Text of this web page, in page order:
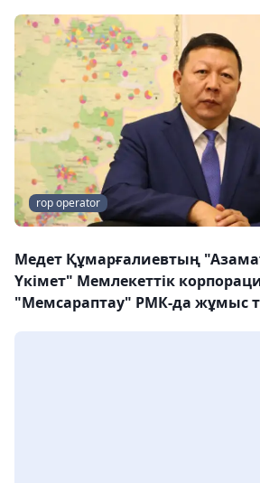
rop operator
Медет Құмарғалиевтың
Үкімет" Мемлекеттік
"Мемсараптау" РМК-да жұмыс